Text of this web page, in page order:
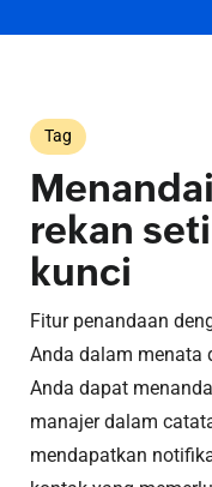
Tag
rekan
kunci
Fitur penandaan
Anda dalam menata
Anda dapat
manajer dalam
mendapatkan